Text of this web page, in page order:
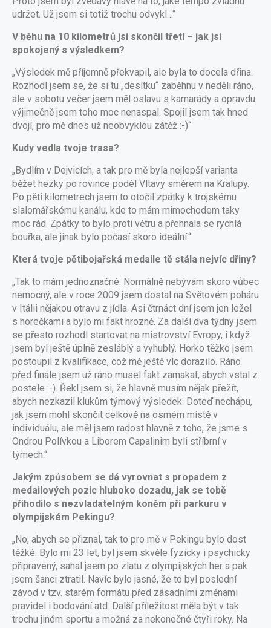
udržet. Už jsem si totiž trochu odvykl…“
V běhu na 10 kilometrů jsi skončil třetí – jak jsi
spokojený s výsledkem?
„Výsledek mě příjemně překvapil, ale byla to docela dřina.
Rozhodl jsem se, že si tu „desítku“ zaběhnu v neděli ráno,
ale v sobotu večer jsem měl oslavu s kamarády a opravdu
výjimečně jsem toho moc nenaspal. Spojil jsem tak hned
dvojí, pro mě dnes už neobvyklou zátěž :-)“
Kudy vedla tvoje trasa?
„Bydlím v Dejvicích, a tak pro mě byla nejlepší varianta
běžet hezky po rovince podél Vltavy směrem na Kralupy.
Po pěti kilometrech jsem to otočil zpátky k trojskému
slalomářskému kanálu, kde to mám mimochodem taky
moc rád. Zpátky to bylo proti větru a přehnala se rychlá
bouřka, ale jinak bylo počasí skoro ideální.“
Která tvoje pětibojařská medaile tě stála nejvíc dřiny?
„Tak to mám jednoznačné. Normálně nebývám skoro vůbec
nemocný, ale v roce 2009 jsem dostal na Světovém poháru
v Itálii nějakou otravu z jídla. Asi čtrnáct dní jsem jen ležel
s horečkami a bylo mi fakt hrozně. Za další dva týdny jsem
se přesto rozhodl startovat na mistrovství Evropy, i když
jsem byl ještě úplně zesláblý a vyhublý. Horko těžko jsem
postoupil z kvalifikace, což mě ještě víc dorazilo. Ráno
před finále jsem už ráno musel fakt zamakat, abych vstal z
postele :-). Řekl jsem si, že hlavně musím nějak přežít,
abych nezkazil klukům týmový výsledek. Doteď nechápu,
jak jsem mohl skončit celkově na osmém místě v
individuálu, ale měl jsem radost hlavně z toho, že jsme s
Ondrou Polívkou a Liborem Capalinim byli stříbrní v
týmech.“
Jakým způsobem se dá vyrovnat s propadem z
medailových pozic hluboko dozadu, jak se tobě
přihodilo s nezvladatelným koněm při parkuru v
olympijském Pekingu?
„No, abych se přiznal, tak to pro mě v Pekingu bylo dost
těžké. Bylo mi 23 let, byl jsem skvěle fyzicky i psychicky
připravený, sahal jsem po zlatu z olympijských her a pak
jsem šanci ztratil. Navíc bylo jasné, že to byl poslední
závod v tzv. starém formátu před zásadními změnami
pravidel i bodování atd. Další příležitost měla být v tak
trochu jiném sportu a možná za nekonečné čtyři roky. Na